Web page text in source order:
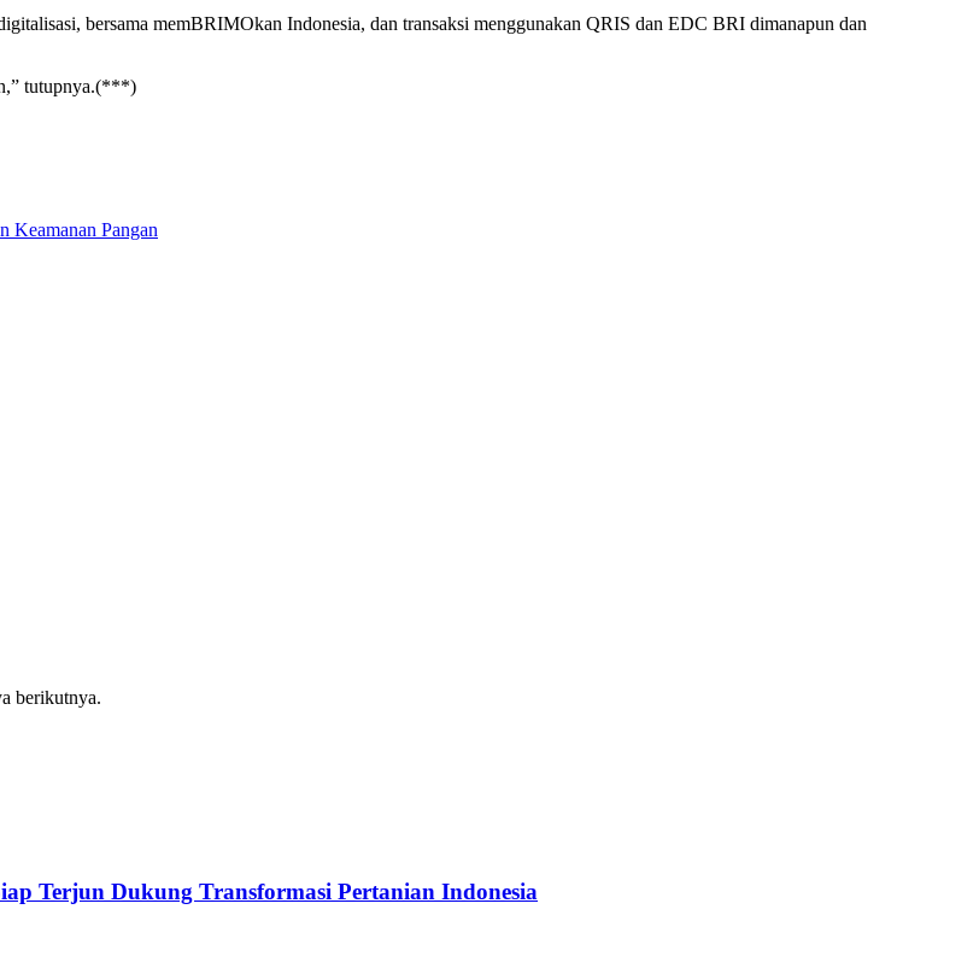
bersama memBRIMOkan Indonesia, dan transaksi menggunakan QRIS dan EDC BRI dimanapun dan
tutupnya.(***)
Keamanan Pangan
berikutnya.
Terjun Dukung Transformasi Pertanian Indonesia